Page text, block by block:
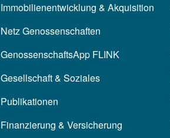
Immobilienentwicklung & Akquisition
Netz Genossenschaften
GenossenschaftsApp FLINK
Gesellschaft & Soziales
Publikationen
Finanzierung & Versicherung